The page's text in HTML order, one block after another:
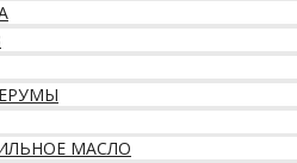
МАСЛО